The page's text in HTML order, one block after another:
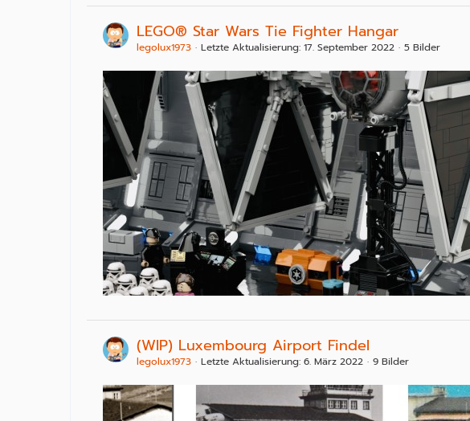
LEGO® Star Wars Tie Fighter Hangar
legolux1973 Letzte Aktualisierung:17. September 2022 5 Bilder
(WIP) Luxembourg Airport Findel
legolux1973 Letzte Aktualisierung:6. März 2022 9 Bilder